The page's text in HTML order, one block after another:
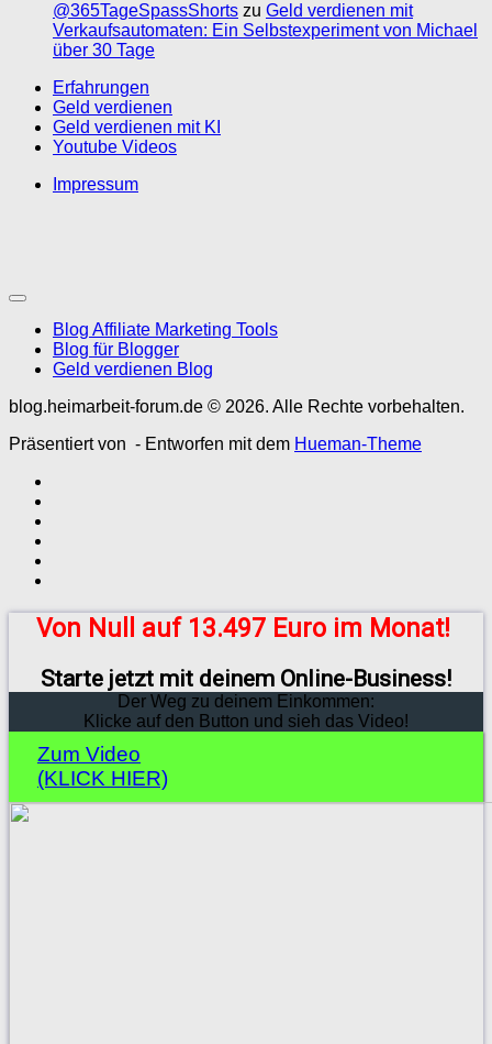
@365TageSpassShorts zu Geld verdienen mit
Verkaufsautomaten: Ein Selbstexperiment von Michael
über 30 Tage
Erfahrungen
Geld verdienen
Geld verdienen mit KI
Youtube Videos
Impressum
Blog Affiliate Marketing Tools
Blog für Blogger
Geld verdienen Blog
blog.heimarbeit-forum.de © 2026. Alle Rechte vorbehalten.
Präsentiert von - Entworfen mit dem Hueman-Theme
Von Null auf 13.497 Euro im Monat!
Starte jetzt mit deinem Online-Business!
Der Weg zu deinem Einkommen:
Klicke auf den Button und sieh das Video!
Zum Video
(KLICK HIER)